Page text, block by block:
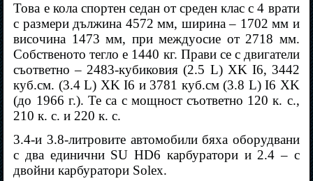
Това е кола спортен седан от среден клас с 4 врати
с размери дължина 4572 мм, ширина – 1702 мм и
височина 1473 мм, при междуосие от 2718 мм.
Собственото тегло е 1440 кг. Прави се с двигатели
съответно – 2483-кубиковия (2.5 L) XK I6, 3442
куб.см. (3.4 L) XK I6 и 3781 куб.см (3.8 L) I6 XK
(до 1966 г.). Те са с мощност съответно 120 к. с.,
210 к. с. и 220 к. с.
3.4-и 3.8-литровите автомобили бяха оборудвани
с два единични SU HD6 карбуратори и 2.4 – с
двойни карбуратори Solex.